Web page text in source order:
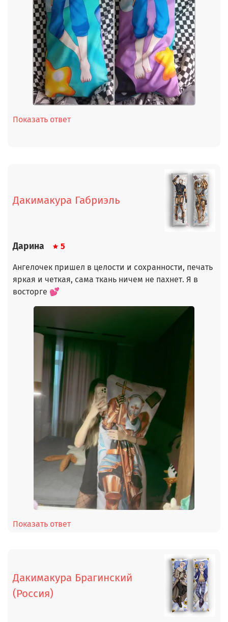
Показать ответ
Дакимакура Габриэль
Дарина 5
Ангелочек пришел в целости и сохранности, печать
яркая и четкая, сама ткань ничем не пахнет. Я в
восторге 💕
Показать ответ
Дакимакура Брагинский
(Россия)